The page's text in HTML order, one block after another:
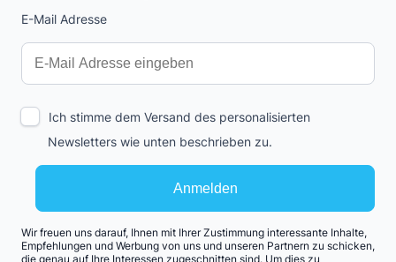
E-Mail Adresse
Interests
Amount
Anmelden
Ich stimme dem Versand des personalisierten
Newsletters wie unten beschrieben zu.
Wir freuen uns darauf, Ihnen mit Ihrer Zustimmung interessante Inhalte,
Empfehlungen und Werbung von uns und unseren Partnern zu schicken,
die genau auf Ihre Interessen zugeschnitten sind. Um dies zu